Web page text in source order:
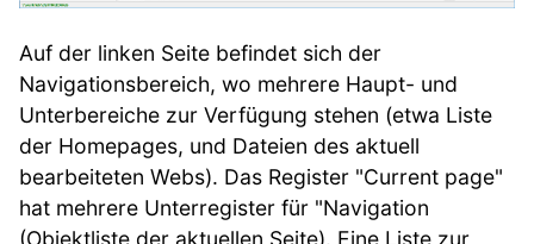
Auf der linken Seite befindet sich der
Navigationsbereich, wo mehrere Haupt- und
Unterbereiche zur Verfügung stehen (etwa Liste
der Homepages, und Dateien des aktuell
bearbeiteten Webs). Das Register "Current page"
hat mehrere Unterregister für "Navigation
(Objektliste der aktuellen Seite). Eine Liste zur